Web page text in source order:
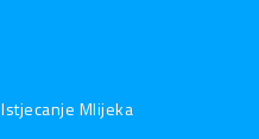
Istjecanje Mlijeka